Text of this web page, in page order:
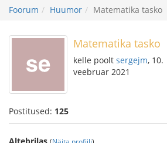
Foorum Huumor Matematika tasko
Matematika tasko
kelle poolt sergejm, 10.
veebruar 2021
Postitused: 125